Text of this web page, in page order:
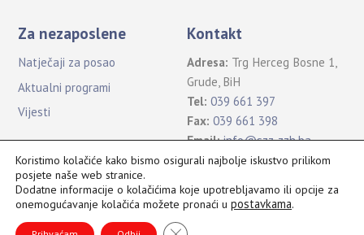
Za nezaposlene
Natječaji za posao
Aktualni programi
Vijesti
Kontakt
Adresa: Trg Herceg Bosne 1,
Grude, BiH
Tel: 039 661 397
Fax: 039 661 398
Email: info@szz-zzh.ba
Sva prava pridržana Služba za zapošljavanje ŽZH ©2021
Koristimo kolačiće kako bismo osigurali najbolje iskustvo prilikom
posjete naše web stranice.
Dodatne informacije o kolačićima koje upotrebljavamo ili opcije za
onemogućavanje kolačića možete pronaći u postavkama.
CLOSE GDPR COOKIE BANNER